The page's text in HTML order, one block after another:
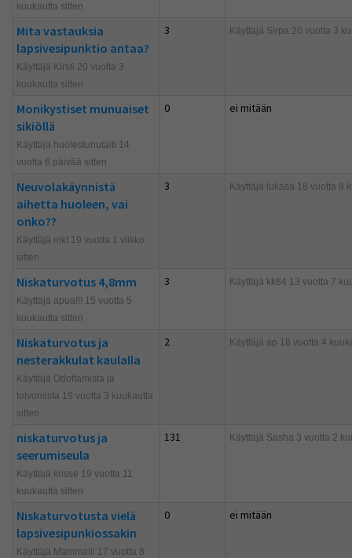
kuukautta sitten
Mita vastauksia
lapsivesipunktio antaa?
Käyttäjä Kirsti 20 vuotta 3
kuukautta sitten
3 Käyttäjä Sirpa 20 vuotta 3
Monikystiset munuaiset
sikiöllä
Käyttäjä huolestunutäiti 14
vuotta 6 päivää sitten
0 ei mitään
Neuvolakäynnistä
aihetta huoleen, vai
onko??
Käyttäjä mkt 19 vuotta 1 viikko
sitten
3 Käyttäjä lukasa 18 vuotta 8
Niskaturvotus 4,8mm
Käyttäjä apua!!! 15 vuotta 5
kuukautta sitten
3 Käyttäjä kk84 13 vuotta 7
Niskaturvotus ja
nesterakkulat kaulalla
Käyttäjä Odottamista ja
toivomista 19 vuotta 3 kuukautta
sitten
2 Käyttäjä ap 18 vuotta 4
niskaturvotus ja
seerumiseula
Käyttäjä krisse 19 vuotta 11
kuukautta sitten
131 Käyttäjä Sasha 3 vuotta 2
Niskaturvotusta vielä
lapsivesipunkiossakin
Käyttäjä Mammalii 17 vuotta 8
0 ei mitään